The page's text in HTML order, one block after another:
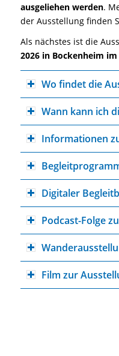
ausgeliehen werden.
der Ausstellung finden
Als nächstes ist die
2026 in Bockenheim
Wo findet die
Wann kann ich
Informationen
Digitaler
Podcast-Folge
Film zur